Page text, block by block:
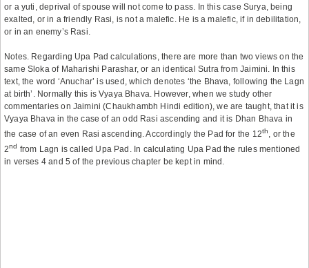
or a yuti, deprival of spouse will not come to pass. In this case Surya, being
exalted, or in a friendly Rasi, is not a malefic. He is a malefic, if in debilitation,
or in an enemy’s Rasi.
Notes. Regarding Upa Pad calculations, there are more than two views on the
same Sloka of Maharishi Parashar, or an identical Sutra from Jaimini. In this
text, the word ‘Anuchar’ is used, which denotes ‘the Bhava, following the Lagn
at birth’. Normally this is Vyaya Bhava. However, when we study other
commentaries on Jaimini (Chaukhambh Hindi edition), we are taught, that it is
Vyaya Bhava in the case of an odd Rasi ascending and it is Dhan Bhava in
the case of an even Rasi ascending. Accordingly the Pad for the 12th, or the
2nd from Lagn is called Upa Pad. In calculating Upa Pad the rules mentioned
in verses 4 and 5 of the previous chapter be kept in mind.